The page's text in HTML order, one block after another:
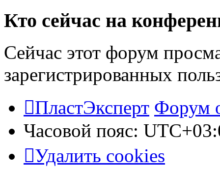
Кто сейчас на
Сейчас этот форум
зарегистрированных
ПластЭксперт Форум
Часовой пояс:
Удалить cookies